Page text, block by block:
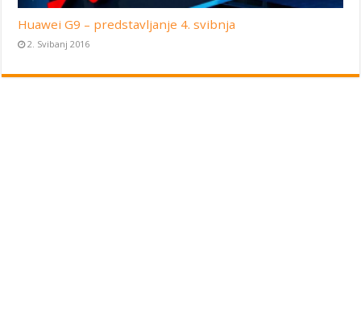
Huawei G9 – predstavljanje 4. svibnja
2. Svibanj 2016